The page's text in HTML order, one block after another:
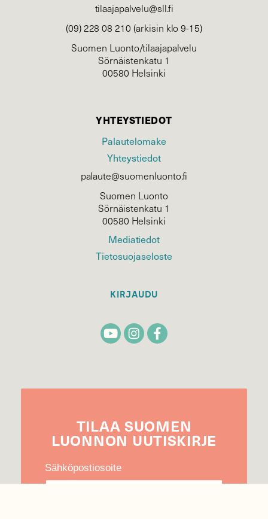
tilaajapalvelu@sll.fi
(09) 228 08 210 (arkisin klo 9-15)
Suomen Luonto/tilaajapalvelu
Sörnäistenkatu 1
00580 Helsinki
YHTEYSTIEDOT
Palautelomake
Yhteystiedot
palaute@suomenluonto.fi
Suomen Luonto
Sörnäistenkatu 1
00580 Helsinki
Mediatiedot
Tietosuojaseloste
KIRJAUDU
TILAA SUOMEN
LUONNON UUTIS­KIRJE
Sähköpostiosoite